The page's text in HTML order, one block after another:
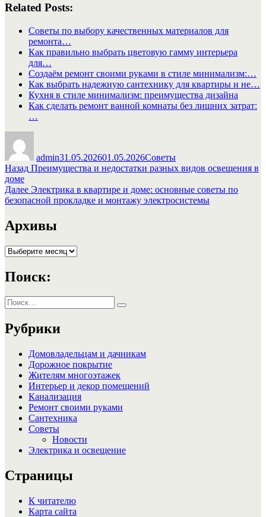
Related Posts:
Советы по выбору качественных материалов для
ремонта…
Как правильно выбрать цветовую гамму интерьера
для…
Создаём ремонт своими руками в стиле минимализм:…
Как выбрать надежную сантехнику для квартиры и не…
Кухня в стиле минимализм: преимущества дизайна
Как сделать ремонт ванной комнаты без лишних затрат:
…
admin31.05.202601.05.2026Советы
Навигация
по
записям
Назад Предыдущая
Преимущества и недостатки разных видов освещения в
доме
Далее Следующая
запись:
Электрика в квартире и доме: основные советы по
безопасной прокладке и монтажу электросистемы
Архивы
Архивы
Поиск:
Искать:
Поиск
Рубрики
Домовладельцам и дачникам
Дорожное покрытие
Жителям многоэтажек
Интерьер и декор помещений
Канализация
Ремонт своими руками
Сантехника
Советы
Новости
Электрика и освещение
Страницы
К читателю
Карта сайта